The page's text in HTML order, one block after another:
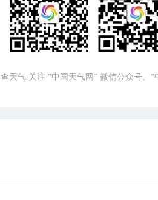
查天气 关注 “中国天气网” 微信公众号、